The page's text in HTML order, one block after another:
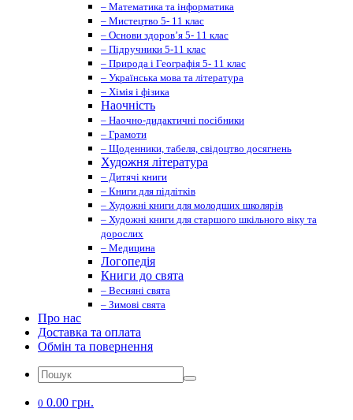
– Математика та інформатика
– Мистецтво 5- 11 клас
– Основи здоров’я 5- 11 клас
– Підручники 5-11 клас
– Природа і Географія 5- 11 клас
– Українська мова та література
– Хімія і фізика
Наочність
– Наочно-дидактичні посібники
– Грамоти
– Щоденники, табеля, свідоцтво досягнень
Художня література
– Дитячі книги
– Книги для підлітків
– Художні книги для молодших школярів
– Художні книги для старшого шкільного віку та
дорослих
– Медицина
Логопедія
Книги до свята
– Весняні свята
– Зимові свята
Про нас
Доставка та оплата
Обмін та повернення
0 0.00 грн.